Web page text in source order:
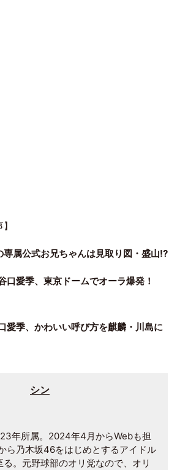
専属公式お兄ちゃんは見取り図・盛山!?
口愛季、東京ドームでオーラ爆発！
愛季、かわいい呼び方を麒麟・川島に
シン
年所属。2024年4月からWebも担
ら乃木坂46をはじめとするアイドル
。元野球部のオリ党なので、オリ